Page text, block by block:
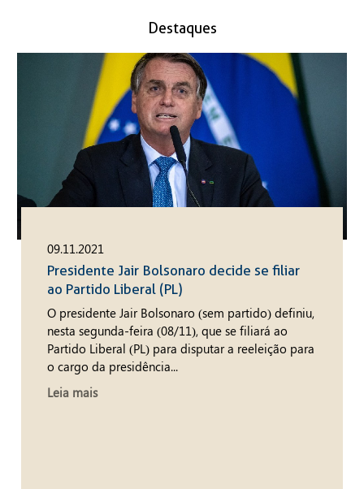
Destaques
09.11.2021
Presidente Jair Bolsonaro decide se filiar
ao Partido Liberal (PL)
O presidente Jair Bolsonaro (sem partido) definiu,
nesta segunda-feira (08/11), que se filiará ao
Partido Liberal (PL) para disputar a reeleição para
o cargo da presidência...
Leia mais